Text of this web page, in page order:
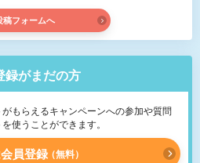
稿フォームへ
録がまだの方
もらえるキャンペーンへの参加や質問
使うことができます。
員登録 無料